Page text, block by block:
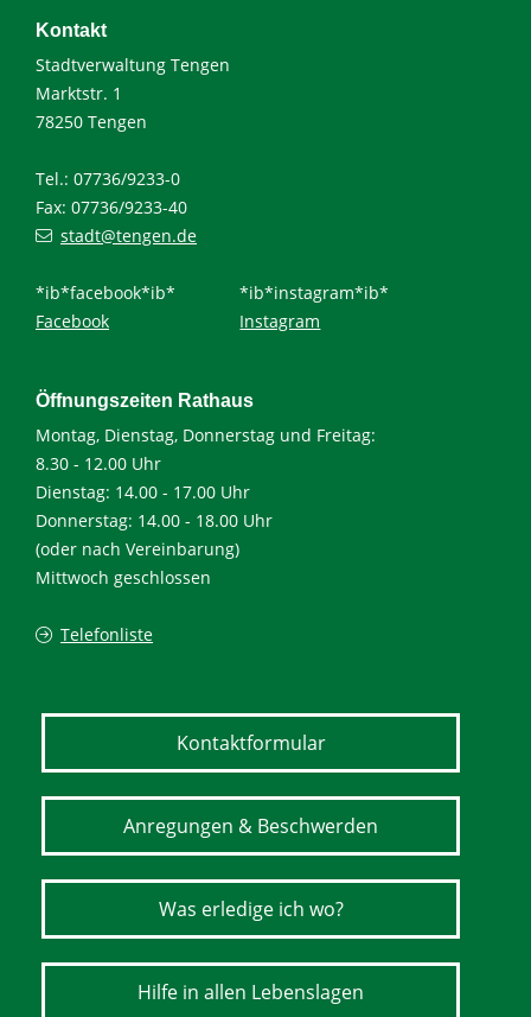
Kontakt
Stadtverwaltung Tengen
Marktstr. 1
78250 Tengen
Tel.: 07736/9233-0
Fax: 07736/9233-40
stadt@tengen.de
*ib*facebook*ib*
Facebook
*ib*instagram*ib*
Instagram
Öffnungszeiten Rathaus
Montag, Dienstag, Donnerstag und Freitag:
8.30 - 12.00 Uhr
Dienstag: 14.00 - 17.00 Uhr
Donnerstag: 14.00 - 18.00 Uhr
(oder nach Vereinbarung)
Mittwoch geschlossen
Telefonliste
Kontaktformular
Anregungen & Beschwerden
Was erledige ich wo?
Hilfe in allen Lebenslagen